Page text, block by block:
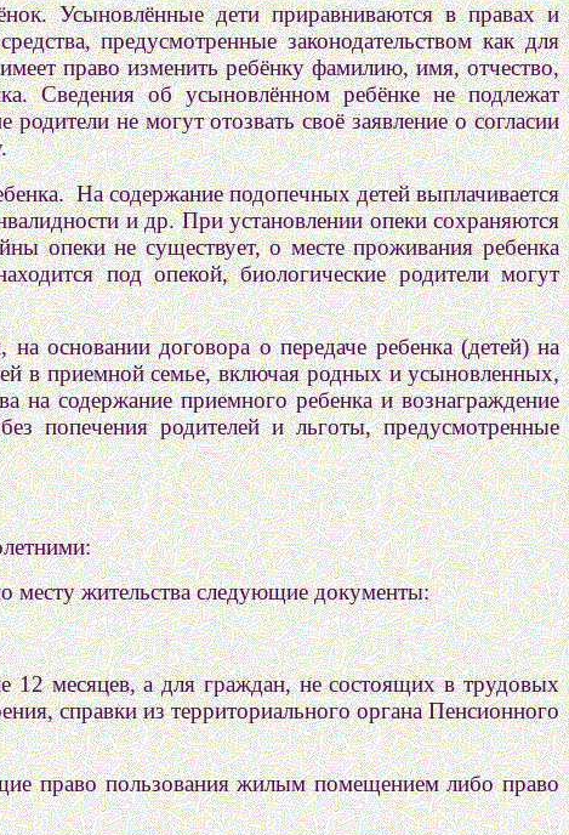
Усыновлённые дети приравниваются в правах и
предусмотренные законодательством как для
право изменить ребёнку фамилию, имя, отчество,
Сведения об усыновлённом ребёнке не подлежат
не могут отозвать своё заявление о согласии
На содержание подопечных детей выплачивается
и др. При установлении опеки сохраняются
опеки не существует, о месте проживания ребенка
под опекой, биологические родители могут
основании договора о передаче ребенка (детей) на
в приемной семье, включая родных и усыновленных,
содержание приемного ребенка и вознаграждение
попечения родителей и льготы, предусмотренные
месту жительства следующие документы:
12 месяцев, а для граждан, не состоящих в трудовых
справки из территориального органа Пенсионного
право пользования жилым помещением либо право